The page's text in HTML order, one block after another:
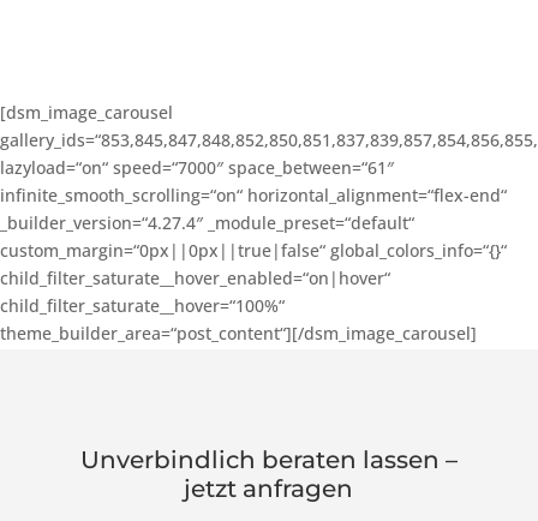
[dsm_image_carousel
lazyload=“on“ speed=“7000″ space_between=“61″
infinite_smooth_scrolling=“on“ horizontal_alignment=“flex-end“
_builder_version=“4.27.4″ _module_preset=“default“
custom_margin=“0px||0px||true|false“ global_colors_info=“{}“
child_filter_saturate__hover_enabled=“on|hover“
child_filter_saturate__hover=“100%“
theme_builder_area=“post_content“][/dsm_image_carousel]
Unverbindlich beraten lassen –
jetzt anfragen